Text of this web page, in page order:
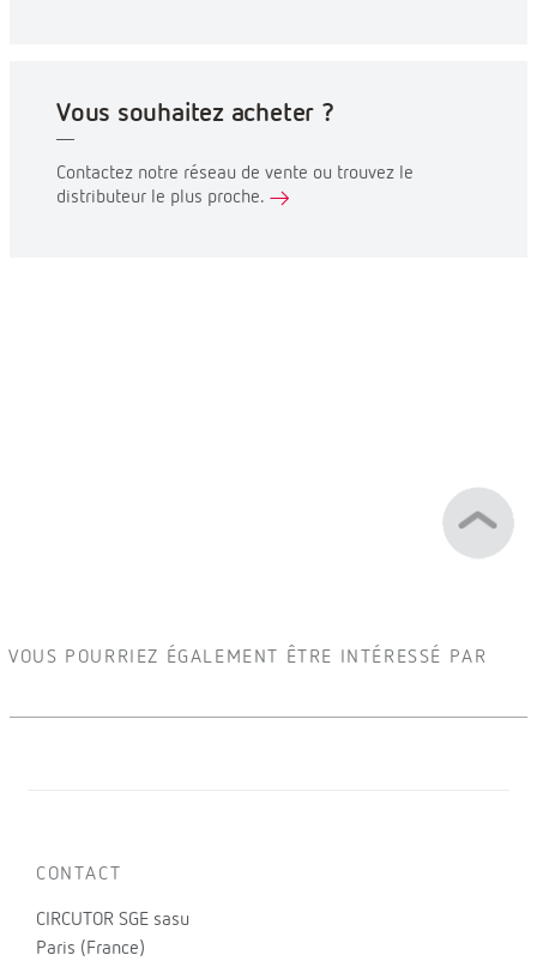
Vous souhaitez acheter ?
Contactez notre réseau de vente ou trouvez le
distributeur le plus proche.
VOUS POURRIEZ ÉGALEMENT ÊTRE INTÉRESSÉ PAR
CONTACT
CIRCUTOR SGE sasu
Paris (France)